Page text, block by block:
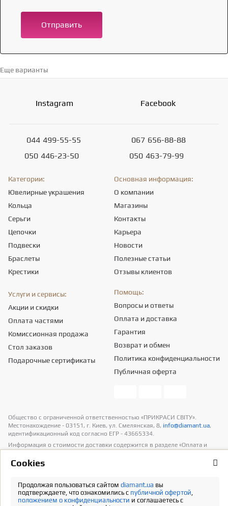
Отправить
Еще варианты
Instagram Facebook
044 499-55-55
050 446-23-50
067 656-88-88
050 463-79-99
Категории:
Ювелирные украшения
Кольца
Серьги
Цепочки
Подвески
Браслеты
Крестики
Основная информация:
О компании
Магазины
Контакты
Карьера
Новости
Полезные статьи
Отзывы клиентов
Услуги и сервисы:
Акции и скидки
Оплата частями
Комиссионная продажа
Стол заказов
Подарочные сертификаты
Помощь:
Вопросы и ответы
Оплата и доставка
Гарантия
Возврат и обмен
Политика конфиденциальности
Публичная оферта
Общество с ограниченной ответственностью «ПРИКРАСИ СВІТУ».
Местонахождение - 03151, г. Киев, ул. Смелянская, 8, info@diamant.ua,
идентификационный код согласно ЕГР - 43665334.
Информация о стоимости доставки содержится в разделе «Оплата и
Сookies
Продолжая пользоваться сайтом diamant.ua вы
подтверждаете, что ознакомились с публичной офертой,
положением о конфиденциальности и соглашаетесь с